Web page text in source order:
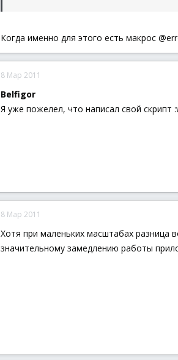
Когда именно для этого есть макрос
8 Мар 2011
Belfigor
Я уже пожелел, что написал свой скрипт
8 Мар 2011
Хотя при маленьких масштабах разница
значительному замедлению работы